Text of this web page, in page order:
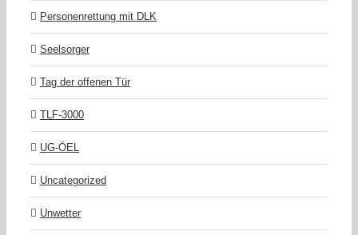
Personenrettung mit DLK
Seelsorger
Tag der offenen Tür
TLF-3000
UG-ÖEL
Uncategorized
Unwetter